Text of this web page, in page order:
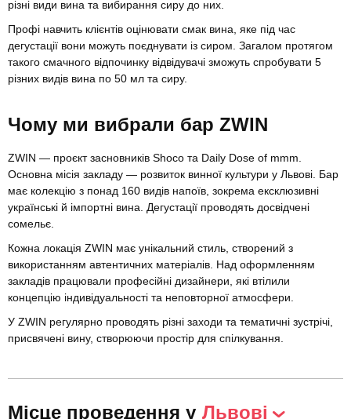
різні види вина та вибирання сиру до них.
Профі навчить клієнтів оцінювати смак вина, яке під час
дегустації вони можуть поєднувати із сиром. Загалом протягом
такого смачного відпочинку відвідувачі зможуть спробувати 5
різних видів вина по 50 мл та сиру.
Чому ми вибрали бар ZWIN
ZWIN — проєкт засновників Shoco та Daily Dose of mmm.
Основна місія закладу — розвиток винної культури у Львові. Бар
має колекцію з понад 160 видів напоїв, зокрема ексклюзивні
українські й імпортні вина. Дегустації проводять досвідчені
сомельє.
Кожна локація ZWIN має унікальний стиль, створений з
використанням автентичних матеріалів. Над оформленням
закладів працювали професійні дизайнери, які втілили
концепцію індивідуальності та неповторної атмосфери.
У ZWIN регулярно проводять різні заходи та тематичні зустрічі,
присвячені вину, створюючи простір для спілкування.
Місце проведення у Львові